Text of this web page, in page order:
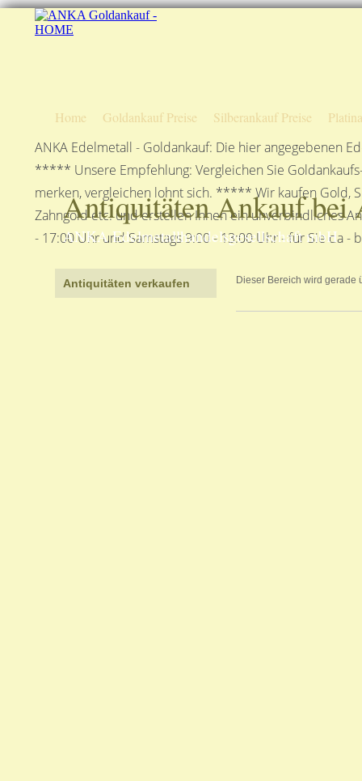
Home Goldankauf Preise Silberankauf Preise
ANKA Edelmetall - Goldankauf: Die hier angegebenen
***** Unsere Empfehlung: Vergleichen Sie
merken, vergleichen lohnt sich. ***** Wir kaufen Gold,
Zahngold etc. und erstellen Ihnen ein unverbindliches
- 17:00 Uhr und Samstags 9:00 - 13:00 Uhr - für Sie
Antiquitäten Ankauf bei
ANKA Edelmetallhandelsgesellschaft mbH
Antiquitäten verkaufen Dieser Bereich wird gerade